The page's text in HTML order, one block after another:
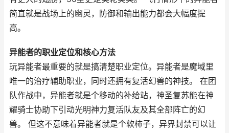
简直就是战场上的幽灵，防御和输出能力都会大幅度提
高。
异能者的职业定位和核心方法
玩异能者最重要的就是搞清楚职业定位。异能者是魔域里
唯一的治疗辅助职业，同时还拥有复活幻兽的神技。 在团
队作战中，异能者就是个移动的补给站，神圣复苏能在神
耀骑士协助下引动光明神力复活队友及其全部阵亡的幻
兽。 但这不意味着异能者就是个软柿子，异界封禁可以让